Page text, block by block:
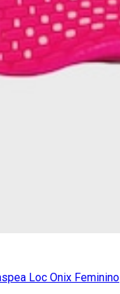
Loc Onix Feminino